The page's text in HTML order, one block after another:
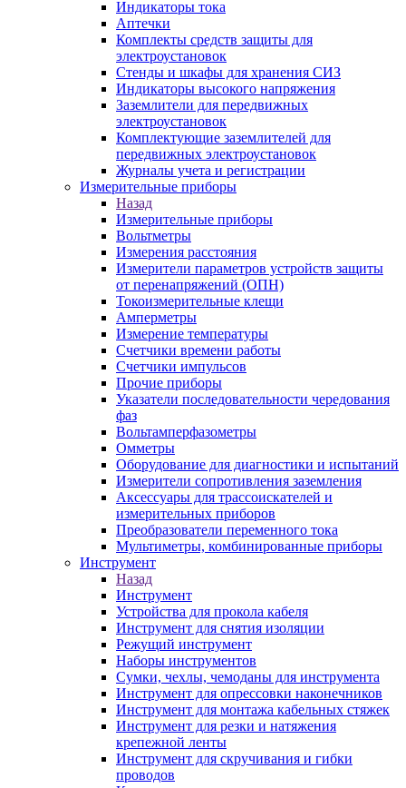
Индикаторы тока
Аптечки
Комплекты средств защиты для
электроустановок
Стенды и шкафы для хранения СИЗ
Индикаторы высокого напряжения
Заземлители для передвижных
электроустановок
Комплектующие заземлителей для
передвижных электроустановок
Журналы учета и регистрации
Измерительные приборы
Назад
Измерительные приборы
Вольтметры
Измерения расстояния
Измерители параметров устройств защиты
от перенапряжений (ОПН)
Токоизмерительные клещи
Амперметры
Измерение температуры
Счетчики времени работы
Счетчики импульсов
Прочие приборы
Указатели последовательности чередования
фаз
Вольтамперфазометры
Омметры
Оборудование для диагностики и испытаний
Измерители сопротивления заземления
Аксессуары для трассоискателей и
измерительных приборов
Преобразователи переменного тока
Мультиметры, комбинированные приборы
Инструмент
Назад
Инструмент
Устройства для прокола кабеля
Инструмент для снятия изоляции
Режущий инструмент
Наборы инструментов
Сумки, чехлы, чемоданы для инструмента
Инструмент для опрессовки наконечников
Инструмент для монтажа кабельных стяжек
Инструмент для резки и натяжения
крепежной ленты
Инструмент для скручивания и гибки
проводов